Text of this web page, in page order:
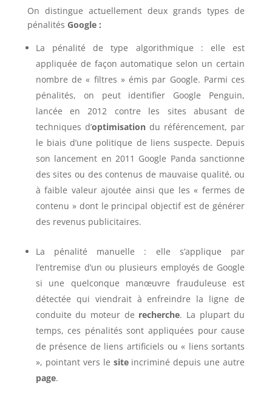
On distingue actuellement deux grands types de
pénalités Google :
La pénalité de type algorithmique : elle est
appliquée de façon automatique selon un certain
nombre de « filtres » émis par Google. Parmi ces
pénalités, on peut identifier Google Penguin,
lancée en 2012 contre les sites abusant de
techniques d’optimisationdu référencement, par
le biais d’une politique de liens suspecte. Depuis
son lancement en 2011 Google Panda sanctionne
des sites ou des contenus de mauvaise qualité, ou
à faible valeur ajoutée ainsi que les « fermes de
contenu » dont le principal objectif est de générer
des revenus publicitaires.
La pénalité manuelle : elle s’applique par
l’entremise d’un ou plusieurs employés de Google
si une quelconque manœuvre frauduleuse est
détectée qui viendrait à enfreindre la ligne de
conduite du moteur de recherche. La plupart du
temps, ces pénalités sont appliquées pour cause
de présence de liens artificiels ou « liens sortants
», pointant vers le siteincriminé depuis une autre
page.